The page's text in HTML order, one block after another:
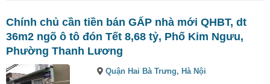
Chính chủ cần tiền bán GẤP nhà mới QHBT, dt
36m2 ngõ ô tô đón Tết 8,68 tỷ, Phố Kim Ngưu,
Phường Thanh Lương
Quận Hai Bà Trưng,Hà Nội